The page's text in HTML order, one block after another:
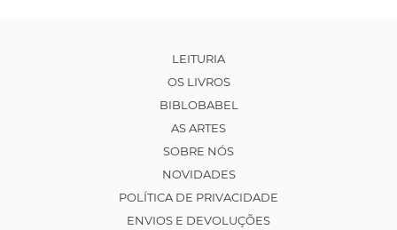
LEITURIA
OS LIVROS
BIBLOBABEL
AS ARTES
SOBRE NÓS
NOVIDADES
POLÍTICA DE PRIVACIDADE
ENVIOS E DEVOLUÇÕES